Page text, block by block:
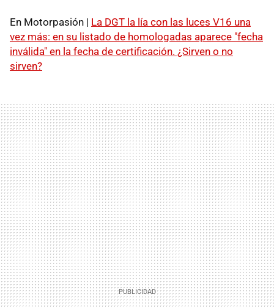
En Motorpasión | La DGT la lía con las luces V16 una
vez más: en su listado de homologadas aparece "fecha
inválida" en la fecha de certificación. ¿Sirven o no
sirven?